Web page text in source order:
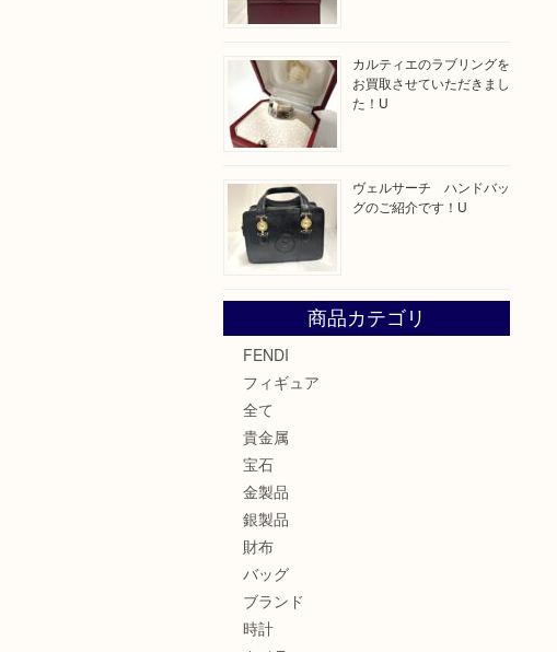
カルティエのラブリングを
お買取させていただきまし
た！U
ヴェルサーチ ハンドバッ
グのご紹介です！U
商品カテゴリ
FENDI
フィギュア
全て
貴金属
宝石
金製品
銀製品
財布
バッグ
ブランド
時計